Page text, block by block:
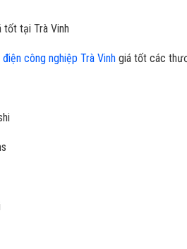
tốt tại Trà Vinh
công nghiệp Trà Vinh giá tốt các